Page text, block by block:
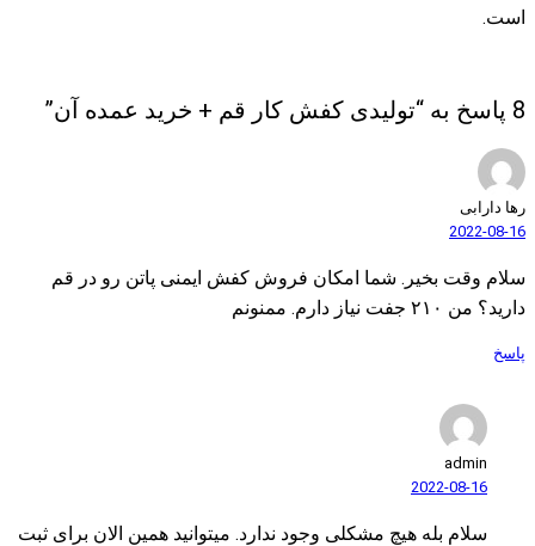
8 پاسخ به “تولیدی کفش کار قم + خرید عمده آن”
رها دارابی
2022-08-16
سلام وقت بخیر. شما امکان فروش کفش ایمنی پاتن رو در قم
دارید؟ من ۲۱۰ جفت نیاز دارم. ممنونم
پاسخ
admin
2022-08-16
سلام بله هیچ مشکلی وجود ندارد. میتوانید همین الان برای ثبت